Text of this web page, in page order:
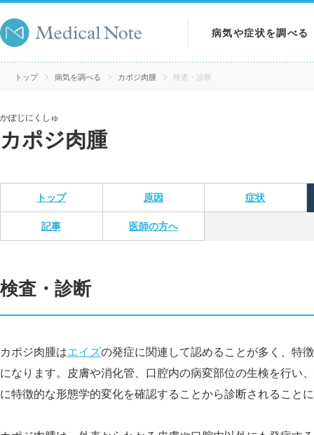
病気や症状を調べる
病気を調べる
トップ 病気を調べる カポジ肉腫 検査・診断
かぽじにくしゅ
カポジ肉腫
トップ 原因 症状
記事 医師の方へ
検査・診断
カポジ肉腫はエイズの発症に関連して認めることが多く、特
になります。皮膚や消化管、口腔内の病変部位の生検を行い
に特徴的な形態学的変化を確認することから診断されること